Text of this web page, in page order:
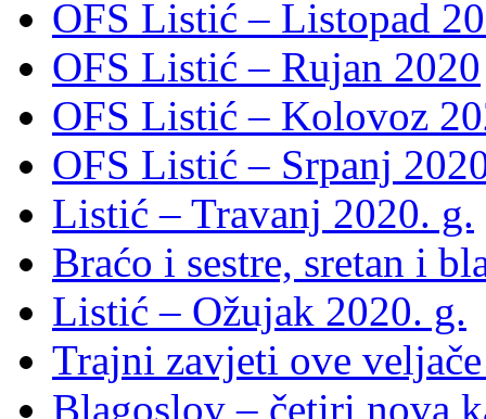
OFS Listić – Listopad
OFS Listić – Rujan 2020
OFS Listić – Kolovoz
OFS Listić – Srpanj
Listić – Travanj 2020. g.
Braćo i sestre, sretan i
Listić – Ožujak 2020. g.
Trajni zavjeti ove
Blagoslov – četiri nova